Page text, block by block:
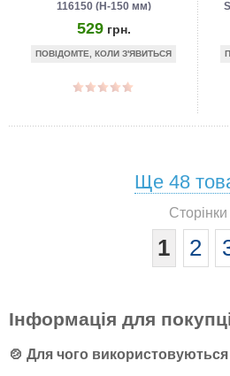
116150 (Н-150 мм)
529 грн.
ПОВІДОМТЕ, КОЛИ З'ЯВИТЬСЯ
Ще 48
Сторінки
1 2
Інформація для
🍲 Для чого використовуються